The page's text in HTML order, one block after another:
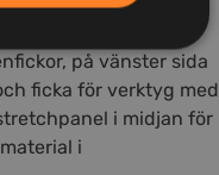
på vänster sida
ficka för verktyg med
i midjan för
i